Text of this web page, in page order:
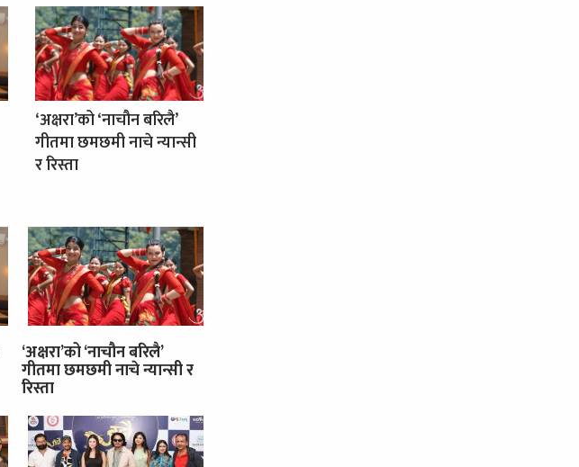
‘अक्षरा’को ‘नाचौन बरिलै’
गीतमा छमछमी नाचे न्यान्सी
र रिस्ता
‘अक्षरा’को ‘नाचौन बरिलै’
गीतमा छमछमी नाचे न्यान्सी र
रिस्ता